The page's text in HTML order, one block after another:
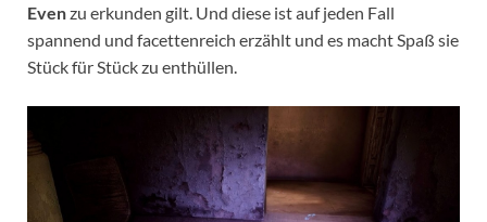
Evenzu erkunden gilt. Und diese ist auf jeden Fall
spannend und facettenreich erzählt und es macht Spaß sie
Stück für Stück zu enthüllen.